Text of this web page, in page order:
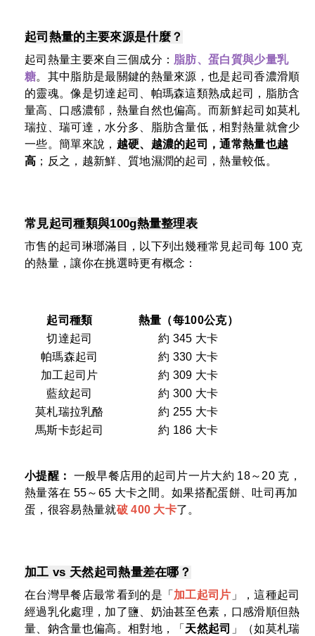
起司熱量的主要來源是什麼？
起司熱量主要來自三個成分： 脂肪、蛋白質與少量乳
糖。其中脂肪是最關鍵的熱量來源，也是起司香濃滑順
的靈魂。像是切達起司、帕瑪森這類熟成起司，脂肪含
量高、口感濃郁，熱量自然也偏高。而新鮮起司如莫札
瑞拉、瑞可達，水分多、脂肪含量低，相對熱量就會少
一些。簡單來說， 越硬、越濃的起司，通常熱量也越
高 ；反之，越新鮮、質地濕潤的起司，熱量較低。
常見起司種類與100g熱量整理表
市售的起司琳瑯滿目，以下列出幾種常見起司每 100 克
的熱量，讓你在挑選時更有概念：
起司種類
熱量（每100公克）
切達起司
約 345 大卡
帕瑪森起司
約 330 大卡
加工起司片
約 309 大卡
藍紋起司
約 300 大卡
莫札瑞拉乳酪
約 255 大卡
馬斯卡彭起司
約 186 大卡
小提醒：
一般早餐店用的起司片一片大約 18～20 克，
熱量落在 55～65 大卡之間。如果搭配蛋餅、吐司再加
蛋，很容易熱量就破 400 大卡了。
加工 vs 天然起司熱量差在哪？
在台灣早餐店最常看到的是「 加工起司片 」，這種起司
經過乳化處理，加了鹽、奶油甚至色素，口感滑順但熱
量、鈉含量也偏高。相對地，「 天然起司 」（如莫札瑞